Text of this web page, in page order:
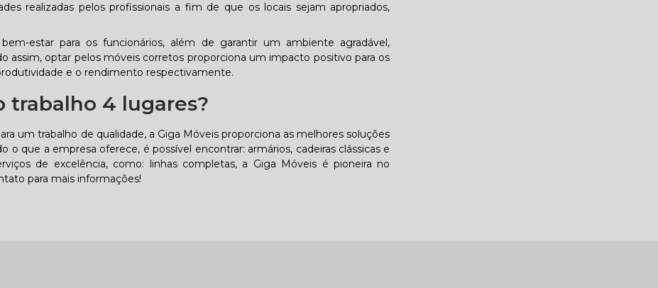
realizadas pelos profissionais a fim de que os locais sejam apropriados,
estar para os funcionários, além de garantir um ambiente agradável,
assim, optar pelos móveis corretos proporciona um impacto positivo para os
e o rendimento respectivamente.
trabalho 4 lugares?
um trabalho de qualidade, a Giga Móveis proporciona as melhores soluções
que a empresa oferece, é possível encontrar: armários, cadeiras clássicas e
de excelência, como: linhas completas, a Giga Móveis é pioneira no
para mais informações!